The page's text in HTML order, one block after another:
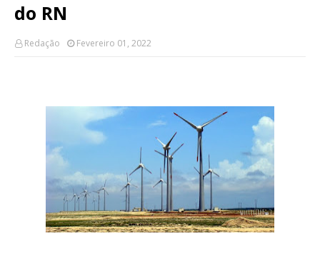
do RN
Redação Fevereiro 01, 2022